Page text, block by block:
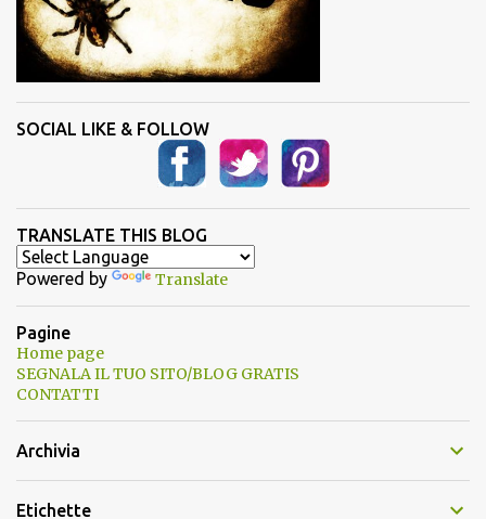
SOCIAL LIKE & FOLLOW
TRANSLATE THIS BLOG
Powered by Translate
Pagine
Home page
SEGNALA IL TUO SITO/BLOG GRATIS
CONTATTI
Archivia
Etichette